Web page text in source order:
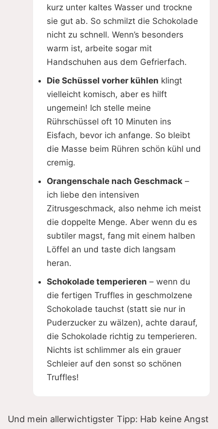
kurz unter kaltes Wasser und trockne
sie gut ab. So schmilzt die Schokolade
nicht zu schnell. Wenn’s besonders
warm ist, arbeite sogar mit
Handschuhen aus dem Gefrierfach.
Die Schüssel vorher kühlen klingt
vielleicht komisch, aber es hilft
ungemein! Ich stelle meine
Rührschüssel oft 10 Minuten ins
Eisfach, bevor ich anfange. So bleibt
die Masse beim Rühren schön kühl und
cremig.
Orangenschale nach Geschmack –
ich liebe den intensiven
Zitrusgeschmack, also nehme ich meist
die doppelte Menge. Aber wenn du es
subtiler magst, fang mit einem halben
Löffel an und taste dich langsam
heran.
Schokolade temperieren – wenn du
die fertigen Truffles in geschmolzene
Schokolade tauchst (statt sie nur in
Puderzucker zu wälzen), achte darauf,
die Schokolade richtig zu temperieren.
Nichts ist schlimmer als ein grauer
Schleier auf den sonst so schönen
Truffles!
Und mein allerwichtigster Tipp: Hab keine Angst